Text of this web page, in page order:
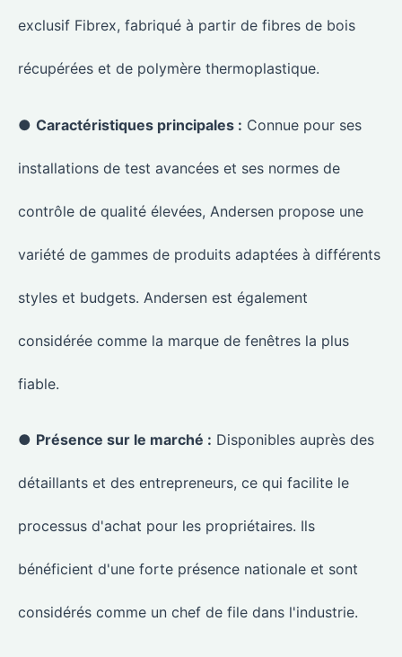
exclusif Fibrex, fabriqué à partir de fibres de bois
récupérées et de polymère thermoplastique.
● Caractéristiques principales : Connue pour ses
installations de test avancées et ses normes de
contrôle de qualité élevées, Andersen propose une
variété de gammes de produits adaptées à différents
styles et budgets. Andersen est également
considérée comme la marque de fenêtres la plus
fiable.
● Présence sur le marché : Disponibles auprès des
détaillants et des entrepreneurs, ce qui facilite le
processus d'achat pour les propriétaires. Ils
bénéficient d'une forte présence nationale et sont
considérés comme un chef de file dans l'industrie.